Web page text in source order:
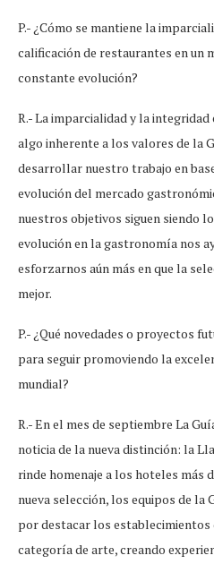
P.- ¿Cómo se mantiene la
calificación de restaurantes en un
constante evolución?
R.- La imparcialidad y la
algo inherente a los valores de la
desarrollar nuestro trabajo en
evolución del mercado
nuestros objetivos siguen siendo
evolución en la gastronomía nos
esforzarnos aún más en que la
mejor.
P.- ¿Qué novedades o proyectos
para seguir promoviendo la
mundial?
R.- En el mes de septiembre La
noticia de la nueva distinción: la
rinde homenaje a los hoteles más
nueva selección, los equipos de
por destacar los
categoría de arte, creando